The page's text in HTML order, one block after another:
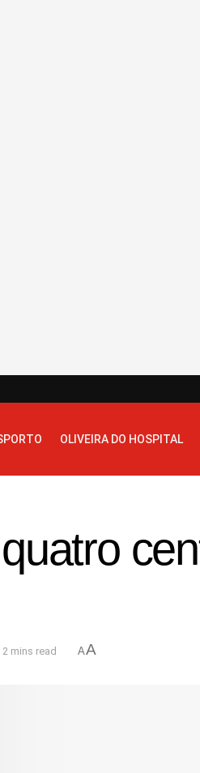
OLIVEIRA DO HOSPITAL
mins read AA